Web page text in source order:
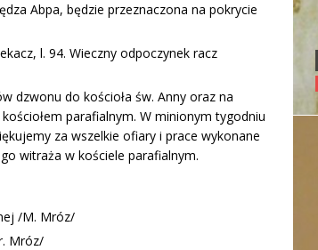
Abpa, będzie przeznaczona na pokrycie
l. 94. Wieczny odpoczynek racz
dzwonu do kościoła św. Anny oraz na
parafialnym. W minionym tygodniu
za wszelkie ofiary i prace wykonane
witraża w kościele parafialnym.
/M. Mróz/
Mróz/